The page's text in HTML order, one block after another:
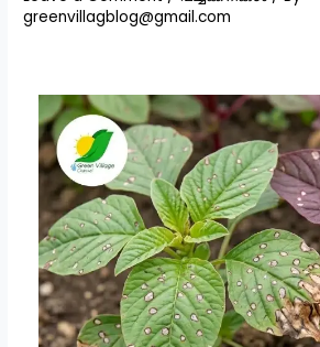
greenvillagblog@gmail.com